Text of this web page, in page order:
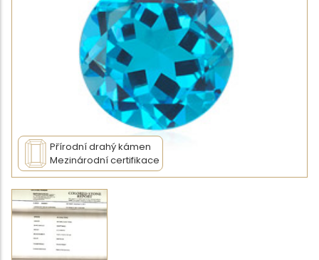
Přírodní drahý kámen
Mezinárodní certifikace